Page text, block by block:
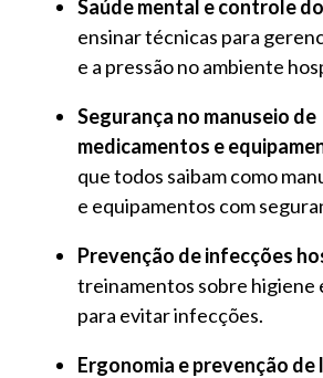
Saúde mental e controle
ensinar técnicas para
e a pressão no ambiente
Segurança no manuseio de
medicamentos e
que todos saibam como
e equipamentos com
Prevenção de infecções
treinamentos sobre higiene
para evitar infecções.
Ergonomia e prevenção de